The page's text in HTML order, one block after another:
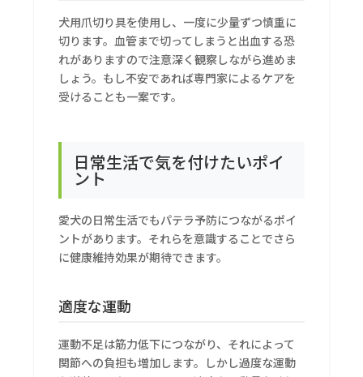
犬用爪切り具を使用し、一度に少量ずつ慎重に
切ります。血管まで切ってしまうと出血する恐
れがありますので注意深く観察しながら進めま
しょう。もし不安であれば専門家によるケアを
受けることも一案です。
日常生活で気を付けたいポイ
ント
愛犬の日常生活でもパテラ予防につながるポイ
ントがあります。それらを意識することでさら
に健康維持効果が期待できます。
適度な運動
運動不足は筋力低下につながり、それによって
関節への負担も増加します。しかし過度な運動